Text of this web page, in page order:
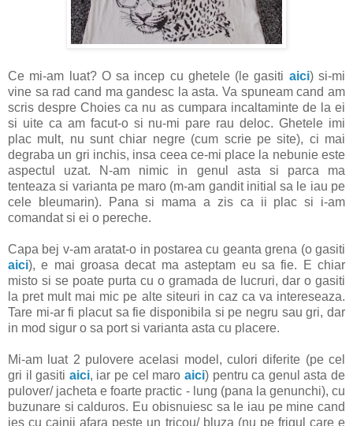
Ce mi-am luat? O sa incep cu ghetele (le gasiti aici) si-mi
vine sa rad cand ma gandesc la asta. Va spuneam cand am
scris despre Choies ca nu as cumpara incaltaminte de la ei
si uite ca am facut-o si nu-mi pare rau deloc. Ghetele imi
plac mult, nu sunt chiar negre (cum scrie pe site), ci mai
degraba un gri inchis, insa ceea ce-mi place la nebunie este
aspectul uzat. N-am nimic in genul asta si parca ma
tenteaza si varianta pe maro (m-am gandit initial sa le iau pe
cele bleumarin). Pana si mama a zis ca ii plac si i-am
comandat si ei o pereche.
Capa bej v-am aratat-o in postarea cu geanta grena (o gasiti
aici), e mai groasa decat ma asteptam eu sa fie. E chiar
misto si se poate purta cu o gramada de lucruri, dar o gasiti
la pret mult mai mic pe alte siteuri in caz ca va intereseaza.
Tare mi-ar fi placut sa fie disponibila si pe negru sau gri, dar
in mod sigur o sa port si varianta asta cu placere.
Mi-am luat 2 pulovere acelasi model, culori diferite (pe cel
gri il gasiti aici, iar pe cel maro aici) pentru ca genul asta de
pulover/ jacheta e foarte practic - lung (pana la genunchi), cu
buzunare si calduros. Eu obisnuiesc sa le iau pe mine cand
ies cu cainii afara peste un tricou/ bluza (nu pe frigul care e